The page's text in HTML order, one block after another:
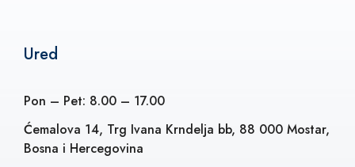
Ured
Pon – Pet: 8.00 – 17.00
Ćemalova 14, Trg Ivana Krndelja bb, 88 000 Mostar,
Bosna i Hercegovina